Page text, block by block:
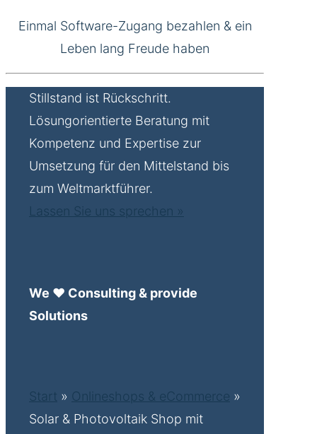
Einmal Software-Zugang bezahlen & ein
Leben lang Freude haben
Stillstand ist Rückschritt.
Lösungorientierte Beratung mit
Kompetenz und Expertise zur
Umsetzung für den Mittelstand bis
zum Weltmarktführer.
Lassen Sie uns sprechen »
We ♥ Consulting & provide
Solutions
Start » Onlineshops & eCommerce »
Solar & Photovoltaik Shop mit